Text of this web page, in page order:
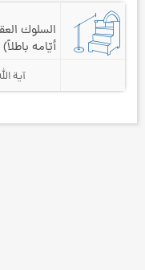
السلوك
أيّامه باطلاً)
آية